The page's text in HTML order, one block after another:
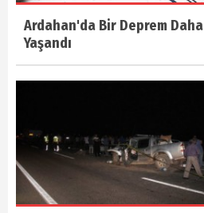
Ardahan'da Bir Deprem Daha
Yaşandı